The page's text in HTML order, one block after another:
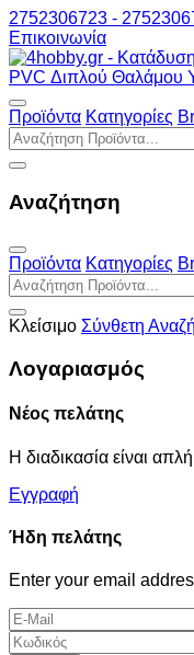
2752306723 -
Επικοινωνία
Προϊόντα Κατηγορίες
Αναζήτηση
Προϊόντα Κατηγορίες
Κλείσιμο Σύνθετη
Λογαριασμός
Νέος πελάτης
Η διαδικασία είναι
Εγγραφή
Ήδη πελάτης
Enter your email